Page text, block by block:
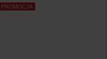
PROMOCJA